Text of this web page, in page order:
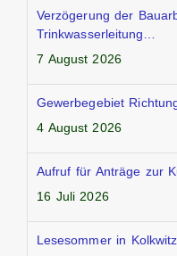
Verzögerung der
Trinkwasserleitung…
7 August 2026
Gewerbegebiet
4 August 2026
Aufruf für Anträge zur
16 Juli 2026
Lesesommer in